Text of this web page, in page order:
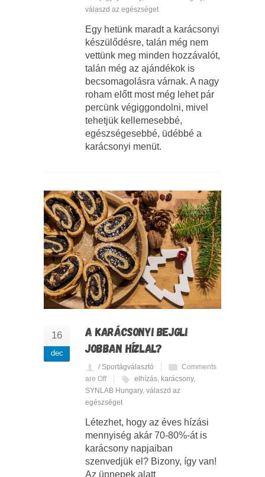
válaszd az egészséget
Egy hetünk maradt a karácsonyi
készülődésre, talán még nem
vettünk meg minden hozzávalót,
talán még az ajándékok is
becsomagolásra várnak. A nagy
roham előtt most még lehet pár
percünk végiggondolni, mivel
tehetjük kellemesebbé,
egészségesebbé, üdébbé a
karácsonyi menüt.
16
dec
A KARÁCSONYI BEJGLI
JOBBAN HÍZLAL?
/ Sportágválasztó
Comments
are Off
elhízás karácsony,
SYNLAB Hungary, válaszd az
egészséget
Létezhet, hogy az éves hízási
mennyiség akár 70-80%-át is
karácsony napjaiban
szenvedjük el? Bizony, így van!
Az ünnepek alatt